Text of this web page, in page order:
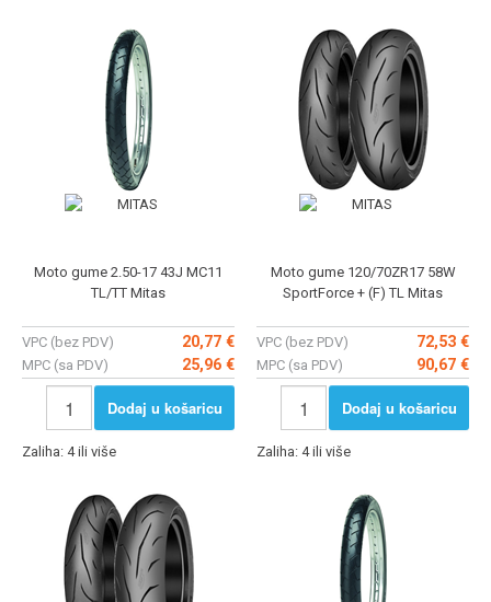
Moto gume 2.50-17 43J MC11
TL/TT Mitas
VPC (bez PDV) 20,77 €
MPC (sa PDV) 25,96 €
Dodaj u košaricu
Zaliha: 4 ili više
Moto gume 120/70ZR17 58W
SportForce + (F) TL Mitas
VPC (bez PDV) 72,53 €
MPC (sa PDV) 90,67 €
Dodaj u košaricu
Zaliha: 4 ili više